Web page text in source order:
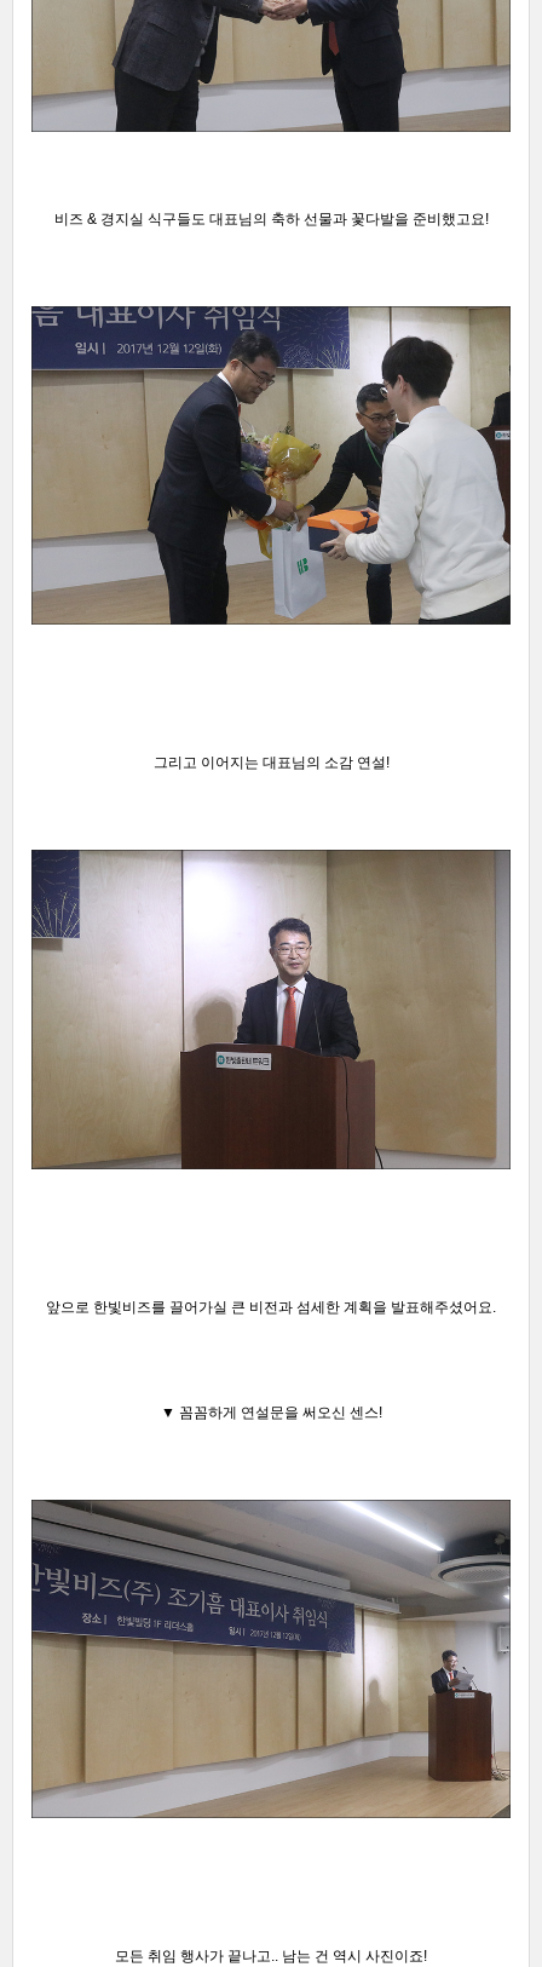
비즈 & 경지실 식구들 도 대표님의 축하 선물과 꽃다발을 준비했고 요!
그리고 이어지는 대표님의 소감 연설!
앞으로 한빛비즈를 끌어가실 큰 비전과 섬세한 계획을 발표해주셨어요.
▼ 꼼꼼하게 연설문을 써오신 센스!
모든 취임 행사가 끝나고.. 남는 건 역시 사진이죠!